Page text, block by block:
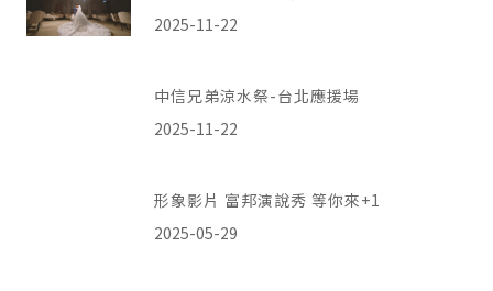
2025-11-22
中信兄弟涼水祭-台北應援場
2025-11-22
形象影片 富邦演說秀 等你來+1
2025-05-29